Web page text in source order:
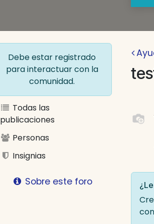
Debe estar registrado
para interactuar con la
comunidad.
Todas las
publicaciones
Personas
Insignias
Sobre este foro